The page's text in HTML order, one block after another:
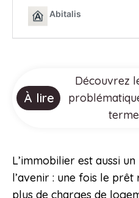
À lire
Découvrez
L’immobilier est aussi
l’avenir : une fois le prêt
plus de charges de